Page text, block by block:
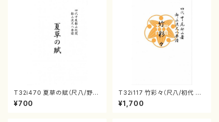
T32i470 夏草の賦（尺八/野村
正峰/楽譜）都山流公刊楽譜曲
番:2178
¥700
T32i117 竹彩々（尺八/初代 山
本邦山/尺八/都山式譜）都山流
公刊楽譜曲番:566
¥1,700